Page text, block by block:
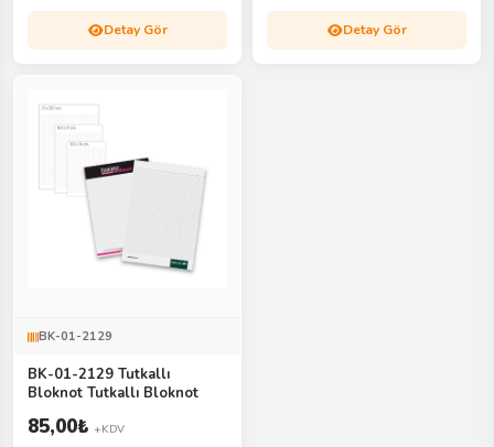
Detay Gör Detay Gör
BK-01-2129
BK-01-2129 Tutkallı
Bloknot Tutkallı Bloknot
85,00₺ +KDV